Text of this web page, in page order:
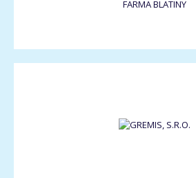
FARMA BLATINY